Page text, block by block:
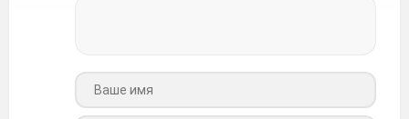
Ваше имя